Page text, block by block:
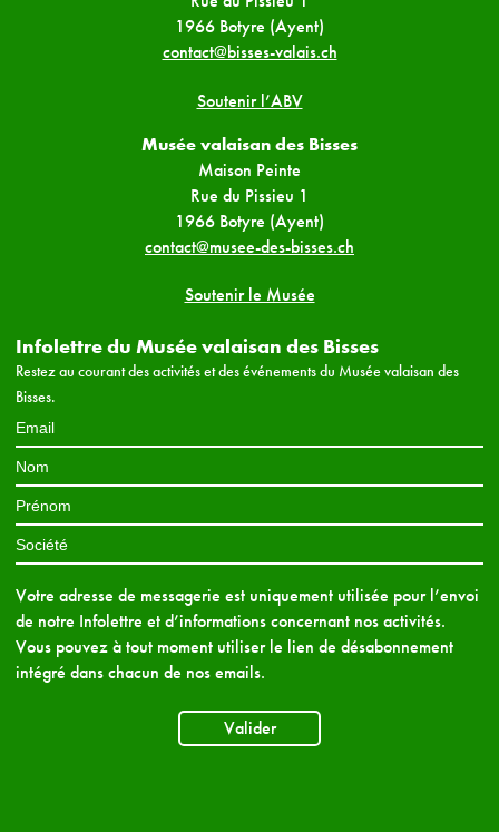
1966 Botyre (Ayent)
contact@bisses-valais.ch
Soutenir l’ABV
Musée valaisan des Bisses
Maison Peinte
Rue du Pissieu 1
1966 Botyre (Ayent)
contact@musee-des-bisses.ch
Soutenir le Musée
Infolettre du Musée valaisan des Bisses
Restez au courant des activités et des événements du Musée valaisan des
Bisses.
Votre adresse de messagerie est uniquement utilisée pour l’envoi
de notre Infolettre et d’informations concernant nos activités.
Vous pouvez à tout moment utiliser le lien de désabonnement
intégré dans chacun de nos emails.